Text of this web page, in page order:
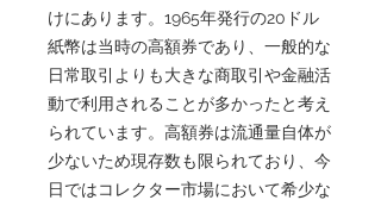
けにあります。1965年発行の20ドル
紙幣は当時の高額券であり、一般的な
日常取引よりも大きな商取引や金融活
動で利用されることが多かったと考え
られています。高額券は流通量自体が
少ないため現存数も限られており、今
日ではコレクター市場において希少な